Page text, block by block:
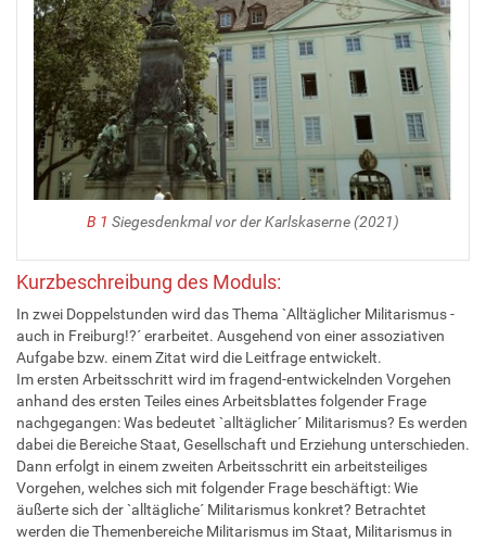
B 1 Siegesdenkmal vor der Karlskaserne (2021)
Kurzbeschreibung des Moduls:
In zwei Doppelstunden wird das Thema `Alltäglicher Militarismus -
auch in Freiburg!?´ erarbeitet. Ausgehend von einer assoziativen
Aufgabe bzw. einem Zitat wird die Leitfrage entwickelt.
Im ersten Arbeitsschritt wird im fragend-entwickelnden Vorgehen
anhand des ersten Teiles eines Arbeitsblattes folgender Frage
nachgegangen: Was bedeutet `alltäglicher´ Militarismus? Es werden
dabei die Bereiche Staat, Gesellschaft und Erziehung unterschieden.
Dann erfolgt in einem zweiten Arbeitsschritt ein arbeitsteiliges
Vorgehen, welches sich mit folgender Frage beschäftigt: Wie
äußerte sich der `alltägliche´ Militarismus konkret? Betrachtet
werden die Themenbereiche Militarismus im Staat, Militarismus in